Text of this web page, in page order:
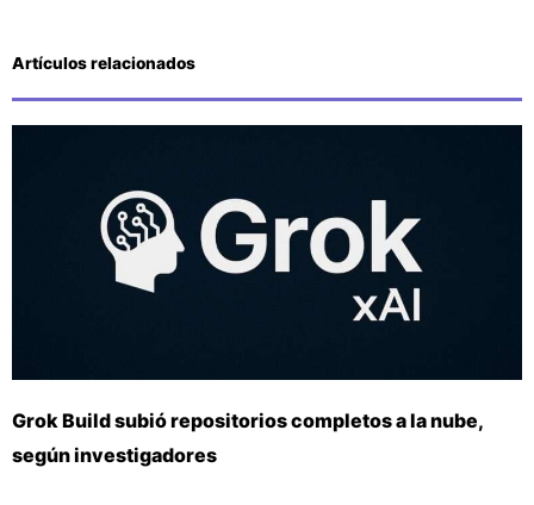
Artículos relacionados
Grok Build subió repositorios completos a la nube,
según investigadores